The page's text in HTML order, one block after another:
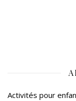
Activités pour